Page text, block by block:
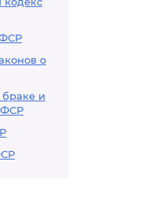
о
браке и